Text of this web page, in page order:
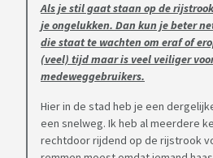
Als je stil gaat staan op de
je ongelukken. Dan kun je beter
die staat te wachten om eraf of
(veel) tijd maar is veel veiliger
medeweggebruikers.
Hier in de stad heb je een
een snelweg. Ik heb al meerdere
rechtdoor rijdend op de rijstrook